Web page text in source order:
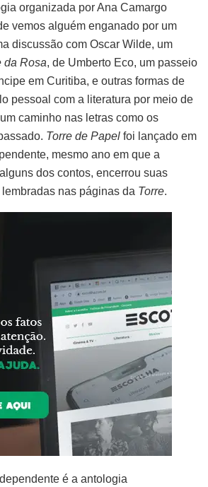
organizada por Ana Camargo
vemos alguém enganado por um
discussão com Oscar Wilde, um
da Rosa, de Umberto Eco, um passeio
em Curitiba, e outras formas de
pessoal com a literatura por meio de
caminho nas letras como os
Torre de Papel foi lançado em
mesmo ano em que a
dos contos, encerrou suas
nas páginas da Torre.
é a antologia